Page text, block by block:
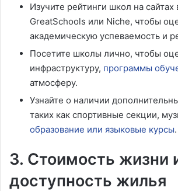
Изучите рейтинги школ на сайтах
GreatSchools или Niche, чтобы
академическую успеваемость и
Посетите школы лично, чтобы
инфраструктуру, программы
атмосферу.
Узнайте о наличии
таких как спортивные секции,
образование или языковые курсы.
3. Стоимость жизни
доступность жилья